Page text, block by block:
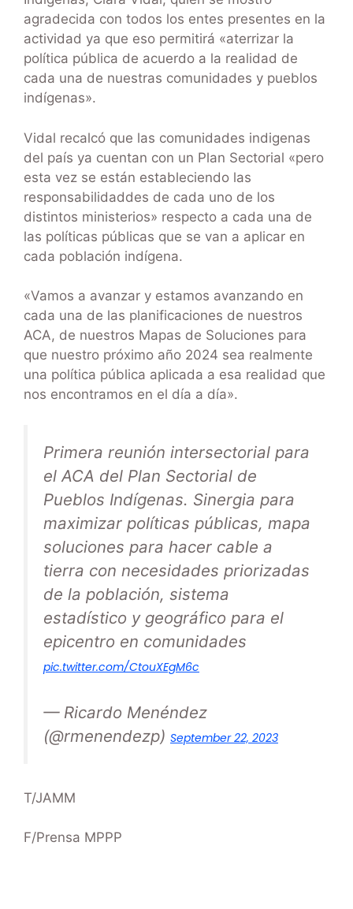
agradecida con todos los entes presentes en la
actividad ya que eso permitirá «aterrizar la
política pública de acuerdo a la realidad de
cada una de nuestras comunidades y pueblos
indígenas».
Vidal recalcó que las comunidades indigenas
del país ya cuentan con un Plan Sectorial «pero
esta vez se están estableciendo las
responsabilidaddes de cada uno de los
distintos ministerios» respecto a cada una de
las políticas públicas que se van a aplicar en
cada población indígena.
«Vamos a avanzar y estamos avanzando en
cada una de las planificaciones de nuestros
ACA, de nuestros Mapas de Soluciones para
que nuestro próximo año 2024 sea realmente
una política pública aplicada a esa realidad que
nos encontramos en el día a día».
Primera reunión intersectorial para
el ACA del Plan Sectorial de
Pueblos Indígenas. Sinergia para
maximizar políticas públicas, mapa
soluciones para hacer cable a
tierra con necesidades priorizadas
de la población, sistema
estadístico y geográfico para el
epicentro en comunidades
pic.twitter.com/CtouXEgM6c
— Ricardo Menéndez
(@rmenendezp) September 22, 2023
T/JAMM
F/Prensa MPPP